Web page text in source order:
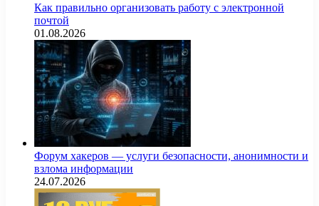
Как правильно организовать работу с электронной
почтой
01.08.2026
Форум хакеров — услуги безопасности, анонимности и
взлома информации
24.07.2026